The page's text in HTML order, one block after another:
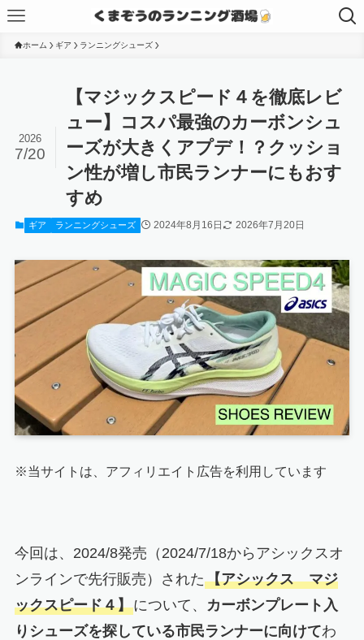
ホーム ギア ランニングシューズ
【マジックスピード４を徹底レビ
ュー】コスパ最強のカーボンシュ
ーズが大きくアプデ！？クッショ
ン性が増し市民ランナーにもおす
すめ
2026
7/20
ギア ランニングシューズ 2024年8月16日 2026年7月20日
※当サイトは、アフィリエイト広告を利用しています
今回は、2024/8発売（2024/7/18からアシックスオ
ンラインで先行販売）された【アシックス マジ
ックスピード４】について、
カーボンプレート入
りシューズを探している市民ランナーに向けてわ